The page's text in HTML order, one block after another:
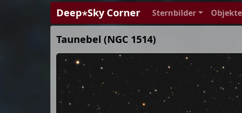
Deep⋆Sky Corner Sternbilder Objekte
Taunebel (NGC 1514)